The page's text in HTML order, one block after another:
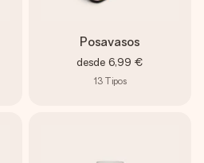
Posavasos
desde 6,99 €
13 Tipos